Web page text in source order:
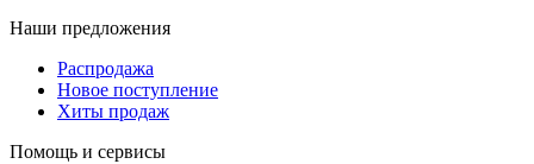
Наши предложения
Распродажа
Новое поступление
Хиты продаж
Помощь и сервисы